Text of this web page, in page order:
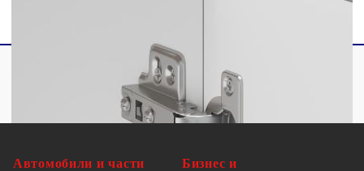
Автомобили и части
Бизнес и